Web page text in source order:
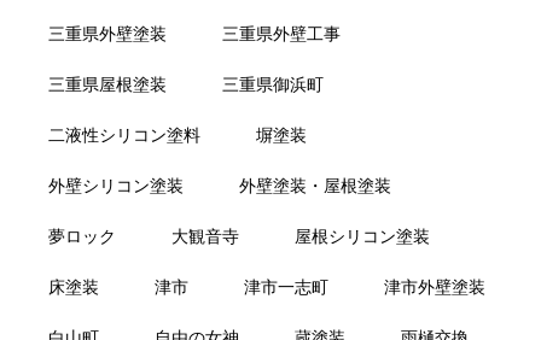
三重県外壁塗装 三重県外壁工事
三重県屋根塗装 三重県御浜町
二液性シリコン塗料 塀塗装
外壁シリコン塗装 外壁塗装・屋根塗装
夢ロック 大観音寺 屋根シリコン塗装
床塗装 津市 津市一志町 津市外壁塗装